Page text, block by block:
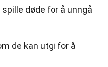
døde for å unngå
de kan utgi for å